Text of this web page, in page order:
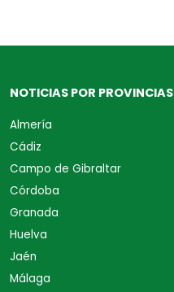
NOTICIAS POR PROVINCIAS
Almería
Cádiz
Campo de Gibraltar
Córdoba
Granada
Huelva
Jaén
Málaga